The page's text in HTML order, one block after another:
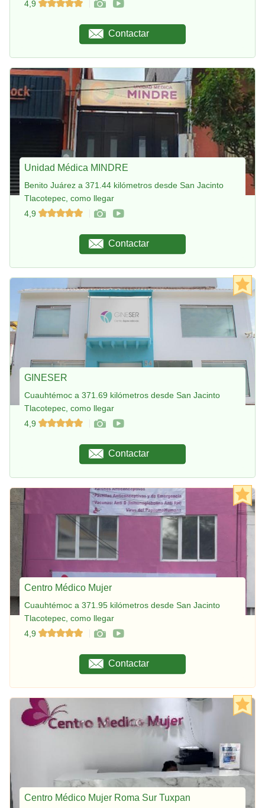
4,9
Contactar
Unidad Médica MINDRE
Benito Juárez a 371.44 kilómetros desde San Jacinto
Tlacotepec, como llegar
4,9
Contactar
GINESER
Cuauhtémoc a 371.69 kilómetros desde San Jacinto
Tlacotepec, como llegar
4,9
Contactar
Centro Médico Mujer
Cuauhtémoc a 371.95 kilómetros desde San Jacinto
Tlacotepec, como llegar
4,9
Contactar
Centro Médico Mujer Roma Sur Tuxpan